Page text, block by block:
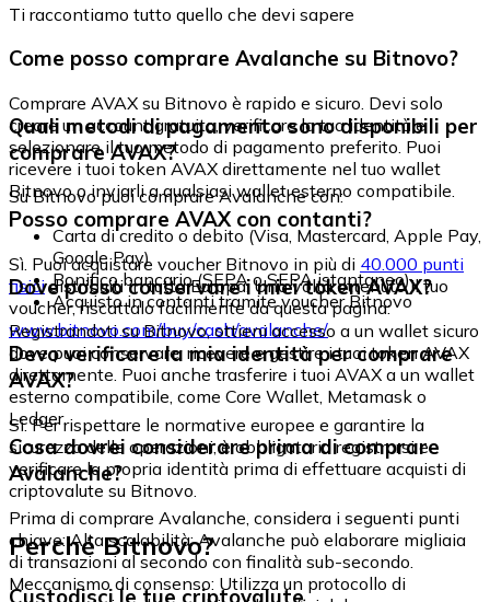
Ti raccontiamo tutto quello che devi sapere
Come posso comprare Avalanche su Bitnovo?
Comprare AVAX su Bitnovo è rapido e sicuro. Devi solo
creare un account gratuito, verificare la tua identità e
selezionare il tuo metodo di pagamento preferito. Puoi
ricevere i tuoi token AVAX direttamente nel tuo wallet
Bitnovo o inviarli a qualsiasi wallet esterno compatibile.
Quali metodi di pagamento sono disponibili per
comprare AVAX?
Su Bitnovo puoi comprare Avalanche con:
Carta di credito o debito (Visa, Mastercard, Apple Pay,
Google Pay)
Bonifico bancario (SEPA o SEPA istantaneo)
Acquisto in contanti tramite voucher Bitnovo
Posso comprare AVAX con contanti?
Sì. Puoi acquistare voucher Bitnovo in più di 40.000 punti
fisicidistribuiti in tutta Europa. Una volta ottenuto il tuo
voucher, riscattalo facilmente da questa pagina:
www.bitnovo.com/buy/cash/avalanche/
Dove posso conservare i miei token AVAX?
Registrandoti su Bitnovo, ottieni accesso a un wallet sicuro
dove puoi conservare, ricevere e gestire i tuoi token AVAX
direttamente. Puoi anche trasferire i tuoi AVAX a un wallet
esterno compatibile, come Core Wallet, Metamask o
Ledger.
Devo verificare la mia identità per comprare
AVAX?
Sì. Per rispettare le normative europee e garantire la
sicurezza delle operazioni, è obbligatorio registrarsi e
verificare la propria identità prima di effettuare acquisti di
criptovalute su Bitnovo.
Cosa dovrei considerare prima di comprare
Avalanche?
Prima di comprare Avalanche, considera i seguenti punti
chiave: Alta scalabilità: Avalanche può elaborare migliaia
di transazioni al secondo con finalità sub-secondo.
Meccanismo di consenso: Utilizza un protocollo di
Perché Bitnovo?
Custodisci le tue criptovalute